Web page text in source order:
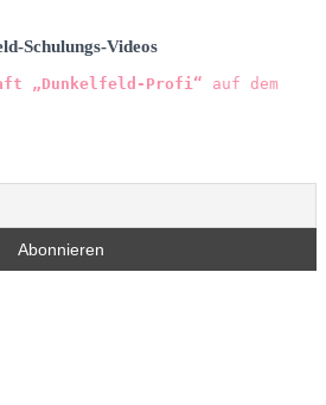
Schulungs-Videos
„Dunkelfeld-Profi“ auf dem